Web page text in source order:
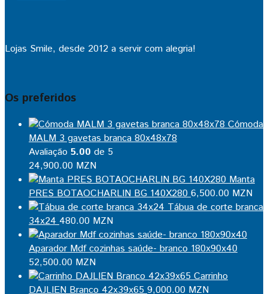
Lojas Smile, desde 2012 a servir com alegria!
Os preferidos
Cómoda
MALM 3 gavetas branca 80x48x78
Avaliação 5.00 de 5
24,900.00 MZN
Manta
PRES BOTAOCHARLIN BG 140X280 6,500.00 MZN
Tábua de corte branca
34x24 480.00 MZN
Aparador Mdf cozinhas saúde- branco 180x90x40
52,500.00 MZN
Carrinho
DAJLIEN Branco 42x39x65 9,000.00 MZN